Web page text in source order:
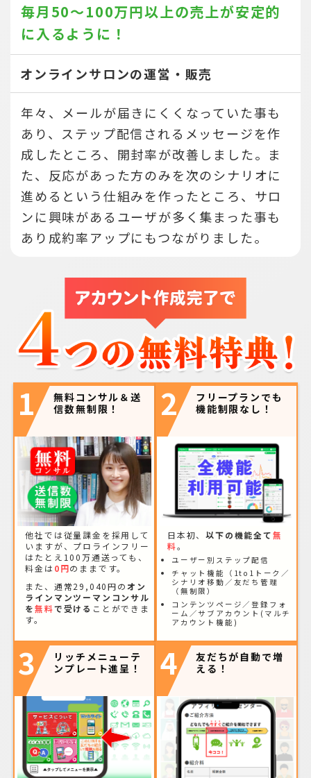
毎月50～100万円以上の売上が安定的
に入るように！
オンラインサロンの運営・販売
年々、メールが届きにくくなっていた事も
あり、ステップ配信されるメッセージを作
成したところ、開封率が改善しました。ま
た、反応があった方のみを次のシナリオに
進めるという仕組みを作ったところ、サロ
ンに興味があるユーザが多く集まった事も
あり成約率アップにもつながりました。
1
無料コンサル＆送
信数無制限！
他社では従量課金を採用して
いますが、プロラインフリー
はたとえ100万通送っても、
料金は 0円のままです。
また、通常29,040円のオン
ラインマンツーマンコンサル
を無料で受ける ことができま
す。
2
フリープランでも
機能制限なし！
日本初、以下の機能全て無
料。
ユーザー別ステップ配信
チャット機能（1to1トーク／
シナリオ移動／友だち管理
（無制限）
コンテンツページ／登録フォ
ーム／サブアカウント(マルチ
アカウント機能)
3
リッチメニューテ
ンプレート進呈！
4
友だちが自動で増
える！